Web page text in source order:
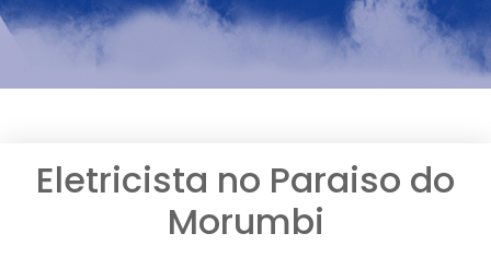
Eletricista no Paraiso do
Morumbi